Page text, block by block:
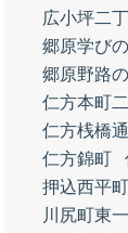
広小坪二
郷原学び
郷原野路
仁方本町
仁方桟橋通
仁方錦町
押込西平町
川尻町東